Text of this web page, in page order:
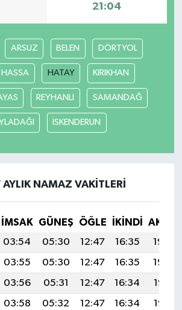
21:04
ARSUZ BELEN DÖRTYOL
HASSA HATAY KIRIKHAN
REYHANLI SAMANDAĞ
İSKENDERUN
AYLIK NAMAZ VAKITLERI
İMSAK GÜNEŞ ÖĞLE İKINDI
03:54 05:30 12:47 16:35
19:54
03:55 05:30 12:47 16:35
19:54
03:56 05:31 12:47 16:34
19:53
03:58 05:32 12:47 16:34
19:52